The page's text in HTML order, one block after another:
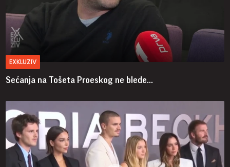
EXKLUZIV
Sećanja na Tošeta Proeskog ne blede...